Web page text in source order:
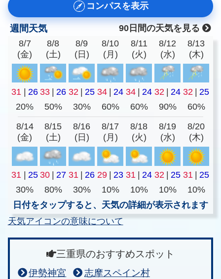
コンパスを表示
週間天気
90日間の天気を見る
8/7
(金)
8/8
(土)
8/9
(日)
8/10
(月)
8/11
(火)
8/12
(水)
8/13
(木)
31 26 33 26 32 25 34 24 34 24 32 24 32
25
20%
50% 30% 60% 60% 90% 60%
8/14
(金)
8/15
(土)
8/16
(日)
8/17
(月)
8/18
(火)
8/19
(水)
8/20
(木)
31 25 30 27 31 26 29 23 31 24 32 25 31
25
30%
80% 30% 10% 10% 10%
10%
日付をタップすると、天気の詳細が表示されます
天気アイコンの意味について
三重県のおすすめスポット
伊勢神宮
志摩スペイン村